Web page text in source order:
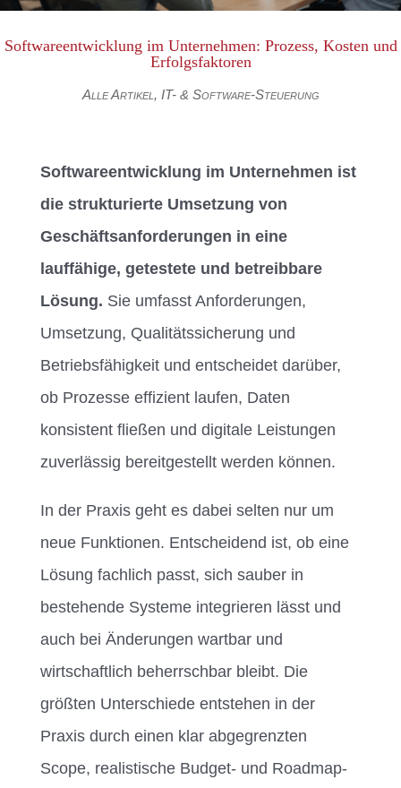
Softwareentwicklung im Unternehmen: Prozess, Kosten und
Erfolgsfaktoren
Alle Artikel, IT- & Software-Steuerung
Softwareentwicklung im Unternehmen ist
die strukturierte Umsetzung von
Geschäftsanforderungen in eine
lauffähige, getestete und betreibbare
Lösung. Sie umfasst Anforderungen,
Umsetzung, Qualitätssicherung und
Betriebsfähigkeit und entscheidet darüber,
ob Prozesse effizient laufen, Daten
konsistent fließen und digitale Leistungen
zuverlässig bereitgestellt werden können.
In der Praxis geht es dabei selten nur um
neue Funktionen. Entscheidend ist, ob eine
Lösung fachlich passt, sich sauber in
bestehende Systeme integrieren lässt und
auch bei Änderungen wartbar und
wirtschaftlich beherrschbar bleibt. Die
größten Unterschiede entstehen in der
Praxis durch einen klar abgegrenzten
Scope, realistische Budget- und Roadmap-